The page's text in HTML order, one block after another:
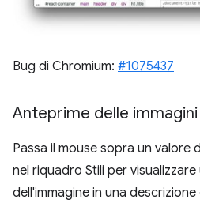
Bug di Chromium: #1075437
Anteprime delle immagini
Passa il mouse sopra un valore
nel riquadro Stili per
dell'immagine in una